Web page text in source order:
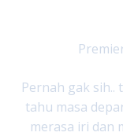
Pernah gak sih..
tahu masa
merasa iri dan